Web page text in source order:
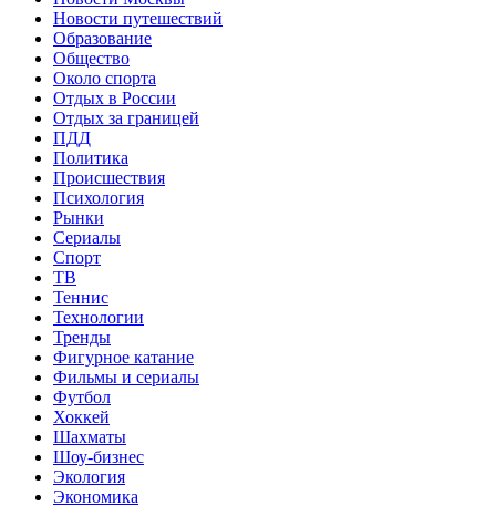
Новости путешествий
Образование
Общество
Около спорта
Отдых в России
Отдых за границей
ПДД
Политика
Происшествия
Психология
Рынки
Сериалы
Спорт
ТВ
Теннис
Технологии
Тренды
Фигурное катание
Фильмы и сериалы
Футбол
Хоккей
Шахматы
Шоу-бизнес
Экология
Экономика